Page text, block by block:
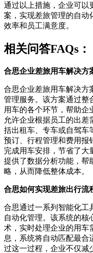
通过以上措施，企业可以
案，实现差旅管理的自动
效率和员工满意度。
相关问答FAQs：
合思企业差旅用车解决方
合思企业差旅用车解决方
管理服务。该方案通过整
用车的各个环节，帮助企
允许企业根据员工的出差
括出租车、专车或自驾车
预订、行程管理和费用报
完成用车安排，节省了大
提供了数据分析功能，帮
略，从而降低整体成本。
合思如何实现差旅出行流
合思通过一系列智能化工
自动化管理。该系统的核
术，实时处理企业的用车
息，系统将自动匹配最合
过这一过程，企业不仅减